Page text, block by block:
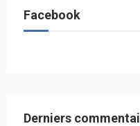
Facebook
Derniers